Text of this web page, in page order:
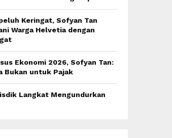
Keringat, Sofyan Tan
Warga Helvetia dengan
Ekonomi 2026, Sofyan Tan:
Bukan untuk Pajak
Langkat Mengundurkan